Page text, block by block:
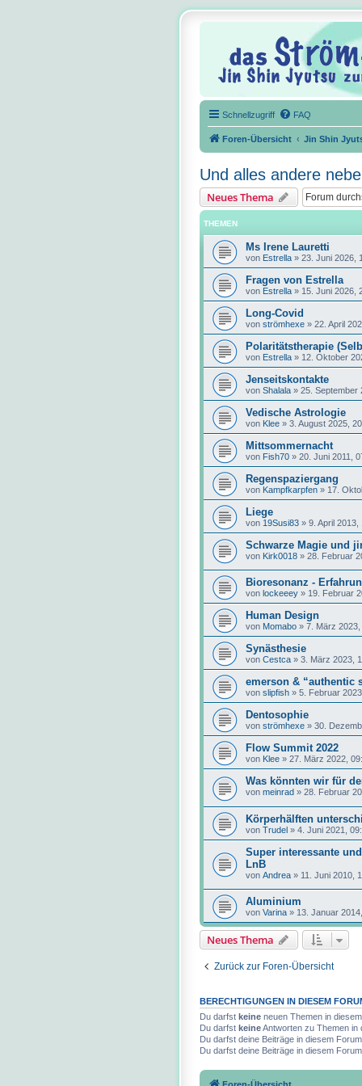
Schnellzugriff FAQ
Foren-Übersicht Jin Shin
Und alles andere
Neues Thema
THEMEN
Ms Irene Lauretti
von Estrella » 23. Juni 2026,
Fragen von Estrella
von Estrella » 15. Juni 2026,
Long-Covid
von strömhexe » 22. April
Polaritätstherapie
von Estrella » 12. Oktober
Jenseitskontakte
von Shalala » 25. September
Vedische Astrologie
von Klee » 3. August 2025,
Mittsommernacht
von Fish70 » 20. Juni 2011,
Regenspaziergang
von Kampfkarpfen » 17.
Liege
von 19Susi83 » 9. April 2013,
Schwarze Magie und
von Kirk0018 » 28. Februar
Bioresonanz -
von lockeeey » 19. Februar
Human Design
von Momabo » 7. März 2023,
Synästhesie
von Cestca » 3. März 2023,
emerson & “authentic
von slipfish » 5. Februar
Dentosophie
von strömhexe » 30.
Flow Summit 2022
von Klee » 27. März 2022,
Was könnten wir für
von meinrad » 28. Februar
Körperhälften
von Trudel » 4. Juni 2021,
Super interessante
LnB
von Andrea » 11. Juni 2010,
Aluminium
von Varina » 13. Januar
Neues Thema
Zurück zur Foren-Übersicht
BERECHTIGUNGEN IN DIESEM
Du darfst keine neuen Themen in
Du darfst keineAntworten zu Themen in
Du darfst deine Beiträge in diesem Forum
Du darfst deine Beiträge in diesem Forum